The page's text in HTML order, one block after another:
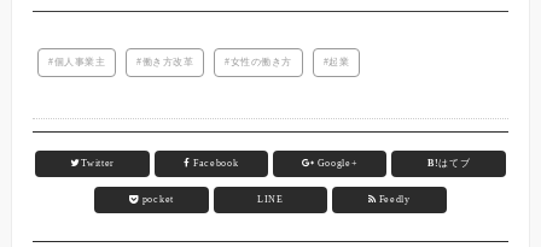
個人事業主 働き方改革 女性の働き方 起業
Twitter Facebook Google+ B!はてブ
pocket LINE Feedly